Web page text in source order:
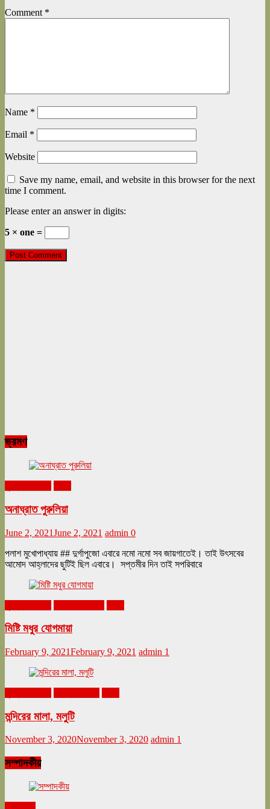
Comment *
Name *
Email *
Website
Save my name, email, and website in this browser for the next
time I comment.
Please enter an answer in digits:
5 × one =
ভ্রমণ
অনাঘ্রাত পুরুলিয়া
June 2, 2021June 2, 2021 admin 0
পলাশ মুখোপাধ্যায় ## দুর্গাপুজো এবারে নমো নমো সব জায়গাতেই। তাই উৎসবের
আমোদ আহ্লাদের ছুটিই ছিল এবারে। সপ্তমীর দিন তাই সপরিবারে
মিষ্টি মধুর যোগমায়া
February 9, 2021February 9, 2021 admin 1
মন্দিরের মালা, মলুটি
November 3, 2020November 3, 2020 admin 1
সম্পাদকীয়